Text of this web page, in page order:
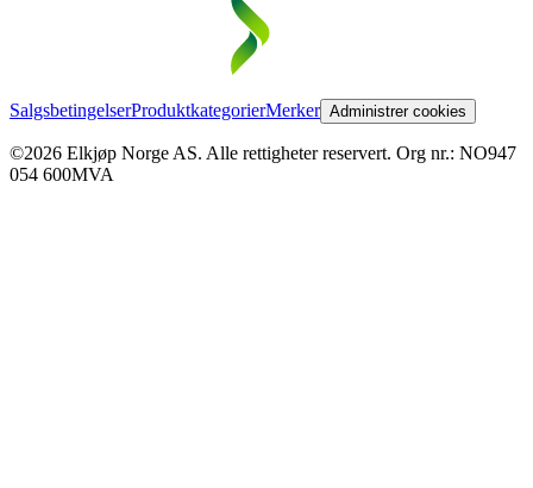
SalgsbetingelserProduktkategorierMerker Administrer cookies
©2026 Elkjøp Norge AS. Alle rettigheter reservert. Org nr.: NO947
054 600MVA